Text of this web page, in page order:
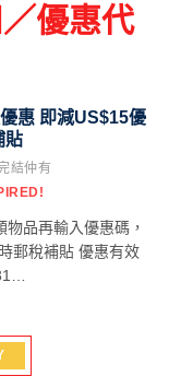
優惠代
惠 即減US$15優
貼
結仲有
品再輸入優惠碼，
郵稅補貼 優惠有效